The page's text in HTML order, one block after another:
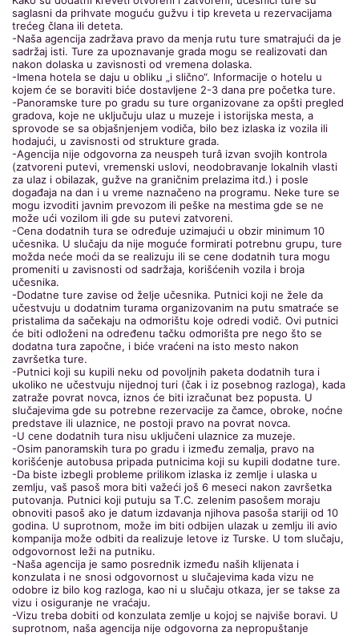
saglasni da prihvate moguću gužvu i tip kreveta u rezervacijama
trećeg člana ili deteta.
-Naša agencija zadržava pravo da menja rutu ture smatrajući da je
sadržaj isti. Ture za upoznavanje grada mogu se realizovati dan
nakon dolaska u zavisnosti od vremena dolaska.
-Imena hotela se daju u obliku „i slično“. Informacije o hotelu u
kojem će se boraviti biće dostavljene 2-3 dana pre početka ture.
-Panoramske ture po gradu su ture organizovane za opšti pregled
gradova, koje ne uključuju ulaz u muzeje i istorijska mesta, a
sprovode se sa objašnjenjem vodiča, bilo bez izlaska iz vozila ili
hodajući, u zavisnosti od strukture grada.
-Agencija nije odgovorna za neuspeh turâ izvan svojih kontrola
(zatvoreni putevi, vremenski uslovi, neodobravanje lokalnih vlasti
za ulaz i obilazak, gužve na graničnim prelazima itd.) i posle
događaja na dan i u vreme naznačeno na programu. Neke ture se
mogu izvoditi javnim prevozom ili peške na mestima gde se ne
može ući vozilom ili gde su putevi zatvoreni.
-Cena dodatnih tura se određuje uzimajući u obzir minimum 10
učesnika. U slučaju da nije moguće formirati potrebnu grupu, ture
možda neće moći da se realizuju ili se cene dodatnih tura mogu
promeniti u zavisnosti od sadržaja, korišćenih vozila i broja
učesnika.
-Dodatne ture zavise od želje učesnika. Putnici koji ne žele da
učestvuju u dodatnim turama organizovanim na putu smatraće se
pristalima da sačekaju na odmorištu koje odredi vodič. Ovi putnici
će biti odloženi na određenu tačku odmorišta pre nego što se
dodatna tura započne, i biće vraćeni na isto mesto nakon
završetka ture.
-Putnici koji su kupili neku od povoljnih paketa dodatnih tura i
ukoliko ne učestvuju nijednoj turi (čak i iz posebnog razloga), kada
zatraže povrat novca, iznos će biti izračunat bez popusta. U
slučajevima gde su potrebne rezervacije za čamce, obroke, noćne
predstave ili ulaznice, ne postoji pravo na povrat novca.
-U cene dodatnih tura nisu uključeni ulaznice za muzeje.
-Osim panoramskih tura po gradu i između zemalja, pravo na
korišćenje autobusa pripada putnicima koji su kupili dodatne ture.
-Da biste izbegli probleme prilikom izlaska iz zemlje i ulaska u
zemlju, vaš pasoš mora biti važeći još 6 meseci nakon završetka
putovanja. Putnici koji putuju sa T.C. zelenim pasošem moraju
obnoviti pasoš ako je datum izdavanja njihova pasoša stariji od 10
godina. U suprotnom, može im biti odbijen ulazak u zemlju ili avio
kompanija može odbiti da realizuje letove iz Turske. U tom slučaju,
odgovornost leži na putniku.
-Naša agencija je samo posrednik između naših klijenata i
konzulata i ne snosi odgovornost u slučajevima kada vizu ne
odobre iz bilo kog razloga, kao ni u slučaju otkaza, jer se takse za
vizu i osiguranje ne vraćaju.
-Vizu treba dobiti od konzulata zemlje u kojoj se najviše boravi. U
suprotnom, naša agencija nije odgovorna za nepropuštanje